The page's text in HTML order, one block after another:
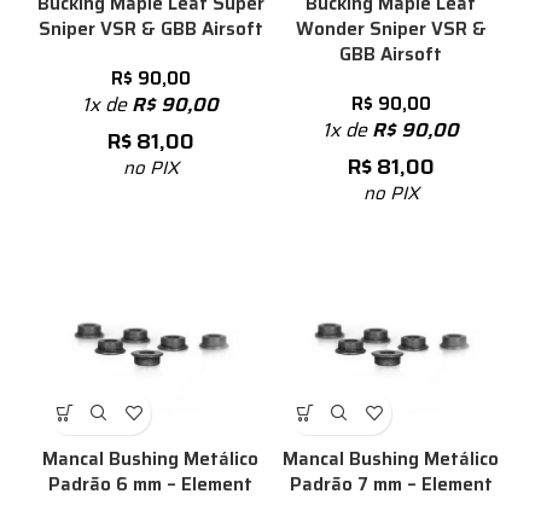
Sniper VSR & GBB Airsoft
R$ 90,00
1x deR$90,00
R$81,00
no PIX
Wonder Sniper VSR &
GBB Airsoft
R$ 90,00
1x deR$90,00
R$81,00
no PIX
Mancal Bushing Metálico
Padrão 6 mm – Element
Mancal Bushing Metálico
Padrão 7 mm – Element